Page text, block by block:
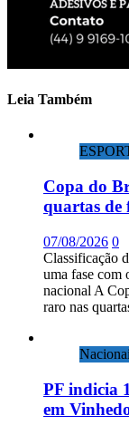
Leia Também
Copa do
quartas de
07/08/2026 0
Classificação
uma fase com
nacional A
raro nas
PF indicia
em